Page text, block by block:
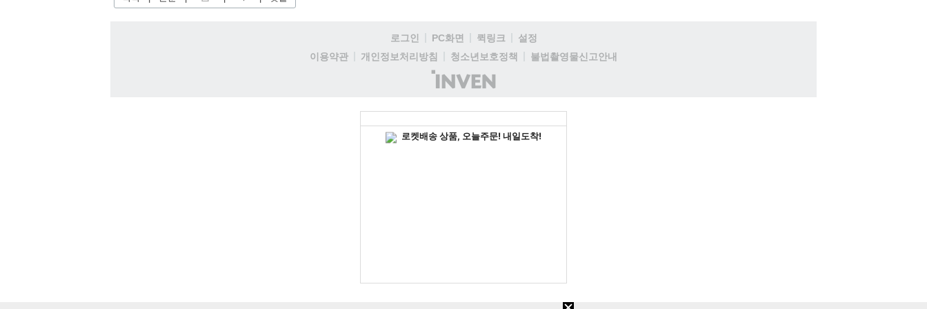
로그인 PC화면 퀵링크
설정
이용약관
개인정보처리방침 청소년보호정책
불법촬영물신고안내
(주)
인